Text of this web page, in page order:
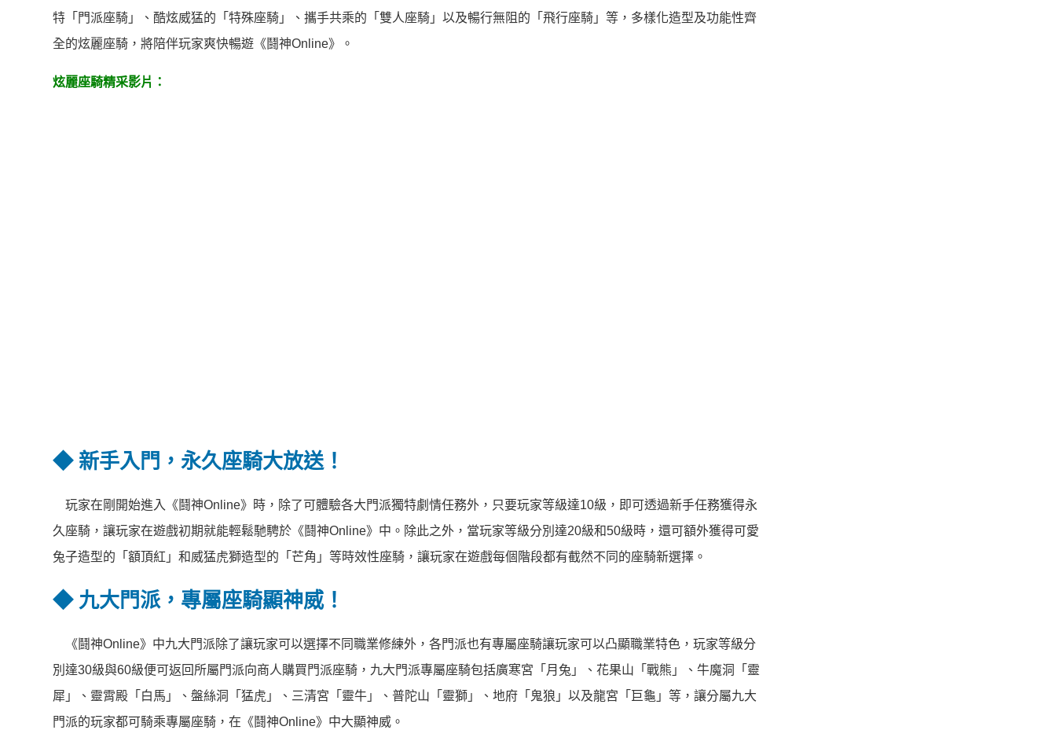
特「門派座騎」、酷炫威猛的「特殊座騎」、攜手共乘的「雙人座騎」以及暢行無阻的「飛行座騎」等，多樣化造型及功能性齊
全的炫麗座騎，將陪伴玩家爽快暢遊《鬪神Online》。
炫麗座騎精采影片：
◆ 新手入門，永久座騎大放送！
玩家在剛開始進入《鬪神Online》時，除了可體驗各大門派獨特劇情任務外，只要玩家等級達10級，即可透過新手任務獲得永
久座騎，讓玩家在遊戲初期就能輕鬆馳騁於《鬪神Online》中。除此之外，當玩家等級分別達20級和50級時，還可額外獲得可愛
兔子造型的「額頂紅」和威猛虎獅造型的「芒角」等時效性座騎，讓玩家在遊戲每個階段都有截然不同的座騎新選擇。
◆ 九大門派，專屬座騎顯神威！
《鬪神Online》中九大門派除了讓玩家可以選擇不同職業修練外，各門派也有專屬座騎讓玩家可以凸顯職業特色，玩家等級分
別達30級與60級便可返回所屬門派向商人購買門派座騎，九大門派專屬座騎包括廣寒宮「月兔」、花果山「戰熊」、牛魔洞「靈
犀」、靈霄殿「白馬」、盤絲洞「猛虎」、三清宮「靈牛」、普陀山「靈獅」、地府「鬼狼」以及龍宮「巨龜」等，讓分屬九大
門派的玩家都可騎乘專屬座騎，在《鬪神Online》中大顯神威。